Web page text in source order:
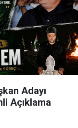
Adayı
Açıklama